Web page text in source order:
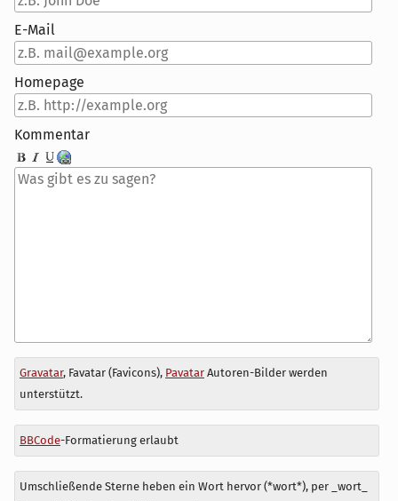
E-Mail
Homepage
Kommentar
Antwort
zu
Gravatar, Favatar (Favicons), PavatarAutoren-Bilder werden
unterstützt.
BBCode-Formatierung erlaubt
Umschließende Sterne heben ein Wort hervor (*wort*), per _wort_